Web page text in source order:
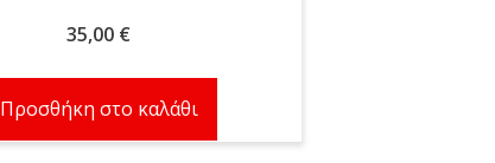
35,00 €
Προσθήκη στο καλάθι